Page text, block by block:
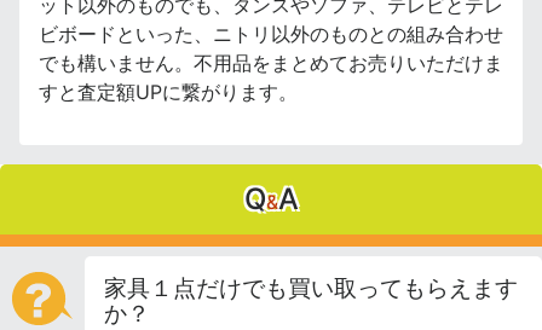
ット以外のものでも、タンスやソファ、テレビとテレ
ビボードといった、ニトリ以外のものとの組み合わせ
でも構いません。不用品をまとめてお売りいただけま
すと査定額UPに繋がります。
Q&A
家具１点だけでも買い取ってもらえます
か？